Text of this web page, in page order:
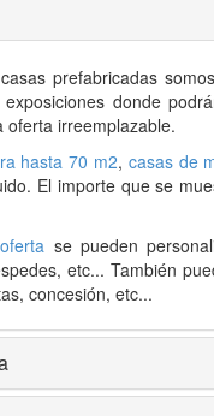
casas prefabricadas
donde
oferta irreemplazable.
hasta 70 m2, casas de
El importe que se
se pueden
etc... También
concesión, etc...